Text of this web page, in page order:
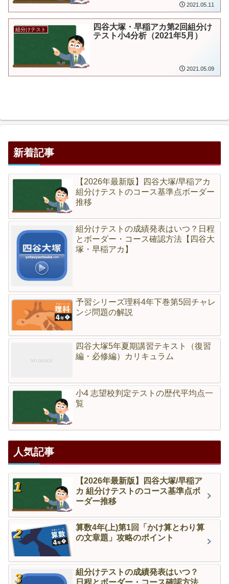
2021.05.11
組分けテスト
四谷大塚・早稲アカ第2回組分け
テスト小4分析（2021年5月）
2021.05.09
新着記事
【2026年最新版】四谷大塚/早稲アカ
組分けテストのコース基準点ボーダー
推移
組分けテストの成績発表はいつ？日程
とボーダー・コース確認方法【四谷大
塚・早稲アカ】
予習シリーズ理科4年下巻第5回チャレ
ンジ問題の解説
四谷大塚5年夏期講習テキスト（復習
編・必修編）カリキュラム
小4 志望校判定テストの歴代平均点一
覧
人気記事
【2026年最新版】四谷大塚/早稲ア
カ 組分けテストのコース基準点ボ
ーダー推移
算数4年(上)第1回「かけ算とわり算
の文章題」攻略のポイント
組分けテストの成績発表はいつ？
日程とボーダー・コース確認方法